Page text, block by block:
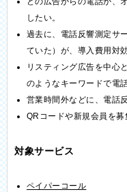
したい。
過去に、電話反響測定サ
ていた）が、導入費用対
リスティング広告を中心
のようなキーワードで電
営業時間外などに、電話
QRコードや新規会員を募
対象サービス
ペイパーコール